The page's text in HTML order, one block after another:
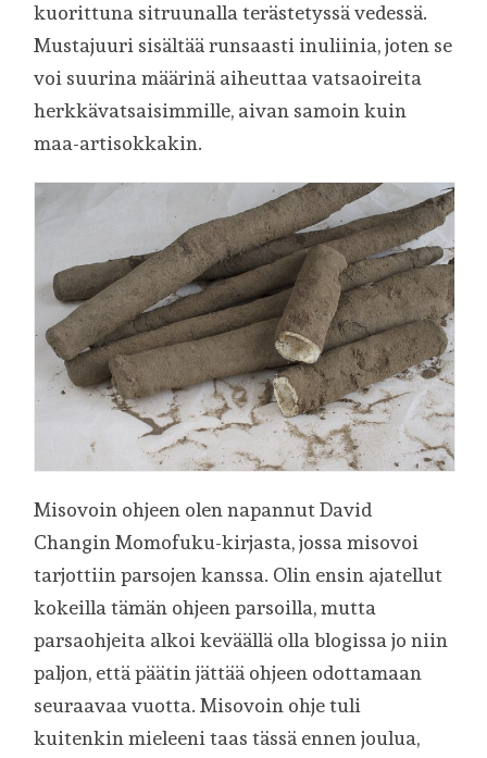
kuorittuna sitruunalla terästetyssä vedessä.
Mustajuuri sisältää runsaasti inuliinia, joten se
voi suurina määrinä aiheuttaa vatsaoireita
herkkävatsaisimmille, aivan samoin kuin
maa-artisokkakin.
Misovoin ohjeen olen napannut David
Changin Momofuku-kirjasta, jossa misovoi
tarjottiin parsojen kanssa. Olin ensin ajatellut
kokeilla tämän ohjeen parsoilla, mutta
parsaohjeita alkoi keväällä olla blogissa jo niin
paljon, että päätin jättää ohjeen odottamaan
seuraavaa vuotta. Misovoin ohje tuli
kuitenkin mieleeni taas tässä ennen joulua,